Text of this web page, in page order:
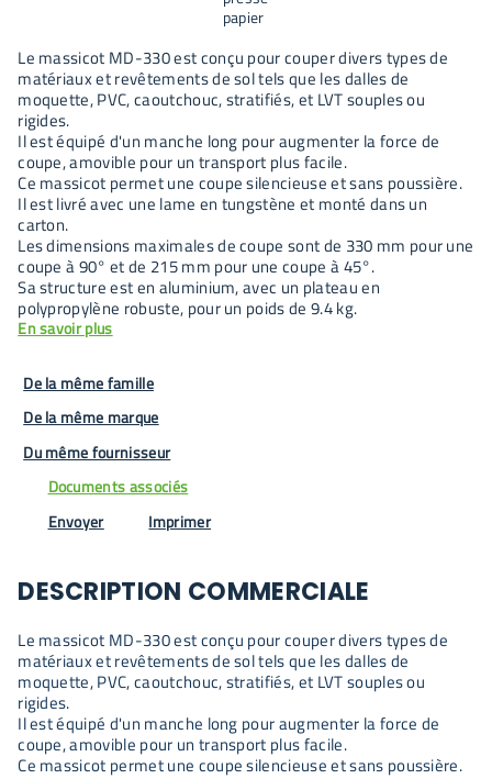
Le massicot MD-330 est conçu pour couper divers types de
matériaux et revêtements de sol tels que les dalles de
moquette, PVC, caoutchouc, stratifiés, et LVT souples ou
rigides.
Il est équipé d'un manche long pour augmenter la force de
coupe, amovible pour un transport plus facile.
Ce massicot permet une coupe silencieuse et sans poussière.
Il est livré avec une lame en tungstène et monté dans un
carton.
Les dimensions maximales de coupe sont de 330 mm pour une
coupe à 90° et de 215 mm pour une coupe à 45°.
Sa structure est en aluminium, avec un plateau en
polypropylène robuste, pour un poids de 9.4 kg.
En savoir plus
De la même famille
De la même marque
Du même fournisseur
Documents associés
Envoyer
Imprimer
DESCRIPTION COMMERCIALE
Le massicot MD-330 est conçu pour couper divers types de
matériaux et revêtements de sol tels que les dalles de
moquette, PVC, caoutchouc, stratifiés, et LVT souples ou
rigides.
Il est équipé d'un manche long pour augmenter la force de
coupe, amovible pour un transport plus facile.
Ce massicot permet une coupe silencieuse et sans poussière.